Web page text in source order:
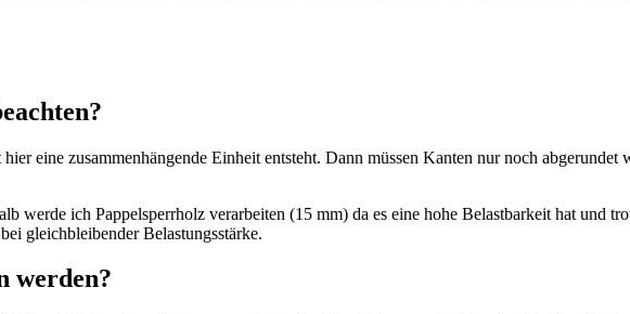
eine zusammenhängende Einheit entsteht. Dann müssen Kanten nur noch
werde ich Pappelsperrholz verarbeiten (15 mm) da es eine hohe Belastbarkeit hat und
gleichbleibender Belastungsstärke.
werden?